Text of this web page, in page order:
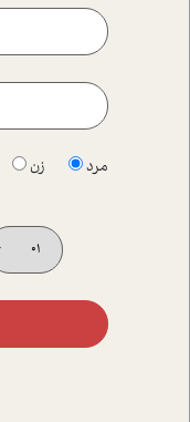
مرد
زن